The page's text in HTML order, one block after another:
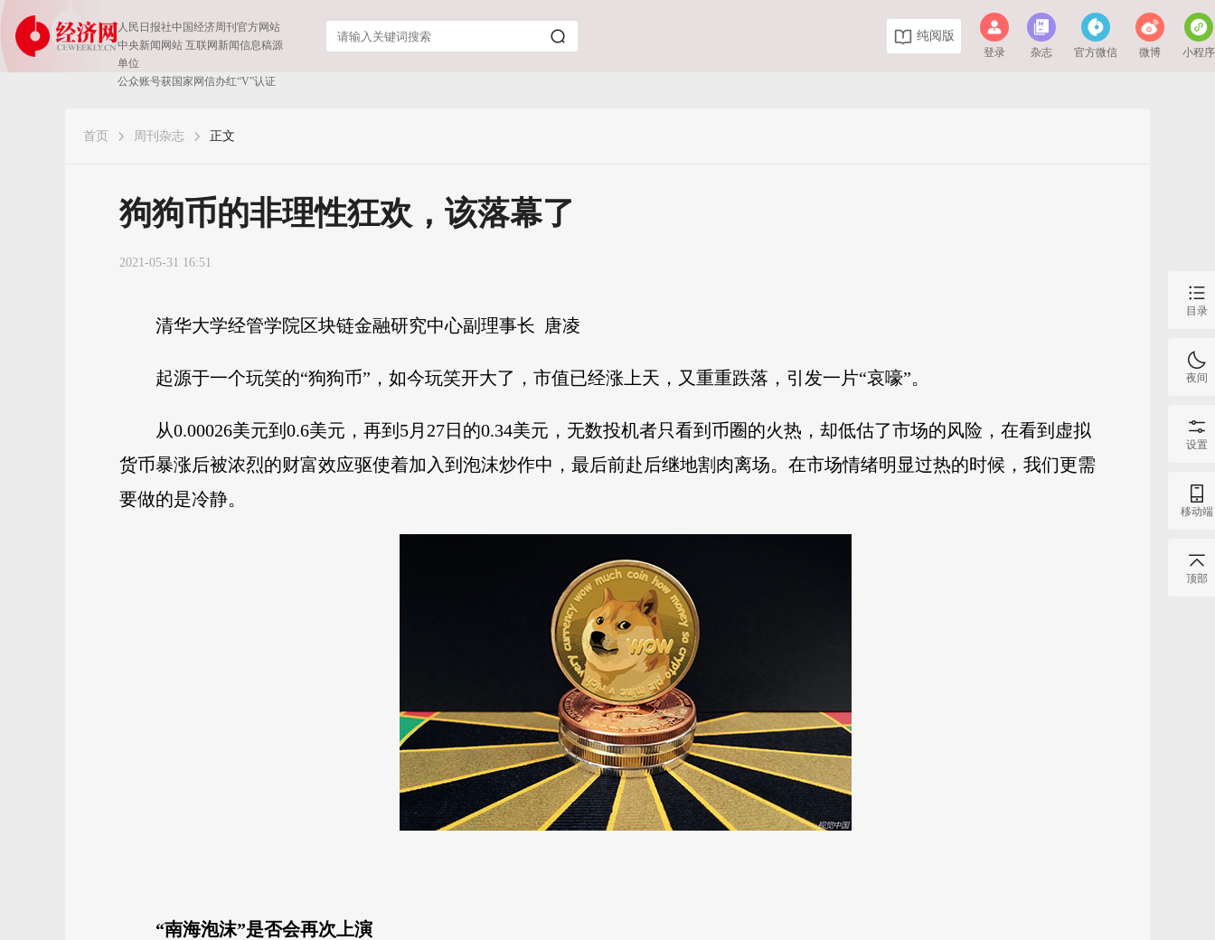
人民日报社中国经济周刊官方网站
中央新闻网站 互联网新闻信息稿源
单位
公众账号获国家网信办红“V”认证
纯阅版
登录 杂志 官方微信 微博 小程序
首页 周刊杂志 正文
狗狗币的非理性狂欢，该落幕了
2021-05-31 16:51
清华大学经管学院区块链金融研究中心副理事长 唐凌
起源于一个玩笑的“狗狗币”，如今玩笑开大了，市值已经涨上天，又重重跌落，引发一片“哀嚎”。
从0.00026美元到0.6美元，再到5月27日的0.34美元，无数投机者只看到币圈的火热，却低估了市场的风险，在看到虚拟
货币暴涨后被浓烈的财富效应驱使着加入到泡沫炒作中，最后前赴后继地割肉离场。在市场情绪明显过热的时候，我们更需
要做的是冷静。
“南海泡沫”是否会再次上演
目录
夜间
设置
移动端
顶部